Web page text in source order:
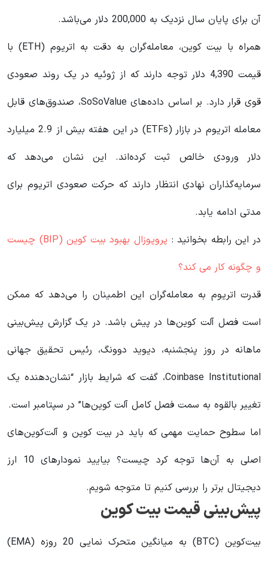
آن برای پایان سال نزدیک به 200,000 دلار می‌باشد.
همراه با بیت کوین، معامله‌گران به دقت به اتریوم (ETH) با
قیمت 4,390 دلار توجه دارند که از ژوئیه در یک روند صعودی
قوی قرار دارد. بر اساس داده‌های SoSoValue، صندوق‌های قابل
معامله اتریوم در بازار (ETFs) در این هفته بیش از 2.9 میلیارد
دلار ورودی خالص ثبت کرده‌اند. این نشان می‌دهد که
سرمایه‌گذاران نهادی انتظار دارند که حرکت صعودی اتریوم برای
مدتی ادامه یابد.
در این رابطه بخوانید‌ :
پروپوزال بهبود بیت کوین (BIP) چیست
و چگونه کار می کند؟
قدرت اتریوم به معامله‌گران این اطمینان را می‌دهد که ممکن
است فصل آلت ‌کوین‌ها در پیش باشد. در یک گزارش پیش‌بینی
ماهانه در روز پنجشنبه، دیوید دوونگ، رئیس تحقیق جهانی
Coinbase Institutional، گفت که شرایط بازار “نشان‌دهنده یک
تغییر بالقوه به سمت فصل کامل آلت ‌کوین‌ها” در سپتامبر است.
اما سطوح حمایت مهمی که باید در بیت کوین و آلت‌کوین‌های
اصلی به آن‌ها توجه کرد چیست؟ بیایید نمودارهای 10 ارز
دیجیتال برتر را بررسی کنیم تا متوجه شویم.
پیش‌بینی قیمت بیت ‌کوین
بیت‌کوین (BTC) به میانگین متحرک نمایی 20 روزه (EMA)